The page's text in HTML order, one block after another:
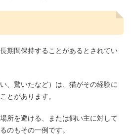
期間保持することがあるとされてい
、驚いたなど）は、猫がその経験に
とがあります。
所を避ける、または飼い主に対して
のもその一例です。